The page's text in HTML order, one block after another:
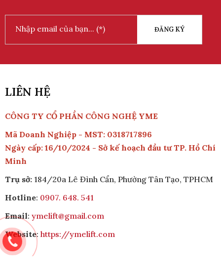
ĐĂNG KÝ
LIÊN HỆ
CÔNG TY CỔ PHẦN CÔNG NGHỆ YME
Mã Doanh Nghiệp - MST: 0318717896
Ngày cấp: 16/10/2024 - Sở kế hoạch đầu tư TP. Hồ Chí
Minh
Trụ sở: 184/20a Lê Đình Cẩn, Phường Tân Tạo, TPHCM
Hotline: 0907. 648. 541
Email: ymelift@gmail.com
Website: https://ymelift.com